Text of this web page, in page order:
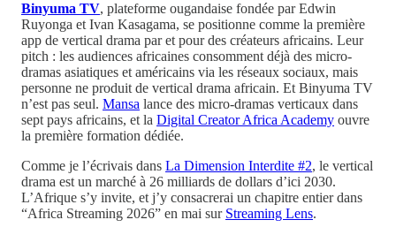
Binyuma TV, plateforme ougandaise fondée par Edwin
Ruyonga et Ivan Kasagama, se positionne comme la première
app de vertical drama par et pour des créateurs africains. Leur
pitch : les audiences africaines consomment déjà des micro-
dramas asiatiques et américains via les réseaux sociaux, mais
personne ne produit de vertical drama africain. Et Binyuma TV
n’est pas seul. Mansa lance des micro-dramas verticaux dans
sept pays africains, et la Digital Creator Africa Academy ouvre
la première formation dédiée.
Comme je l’écrivais dans La Dimension Interdite #2, le vertical
drama est un marché à 26 milliards de dollars d’ici 2030.
L’Afrique s’y invite, et j’y consacrerai un chapitre entier dans
“Africa Streaming 2026” en mai sur Streaming Lens.